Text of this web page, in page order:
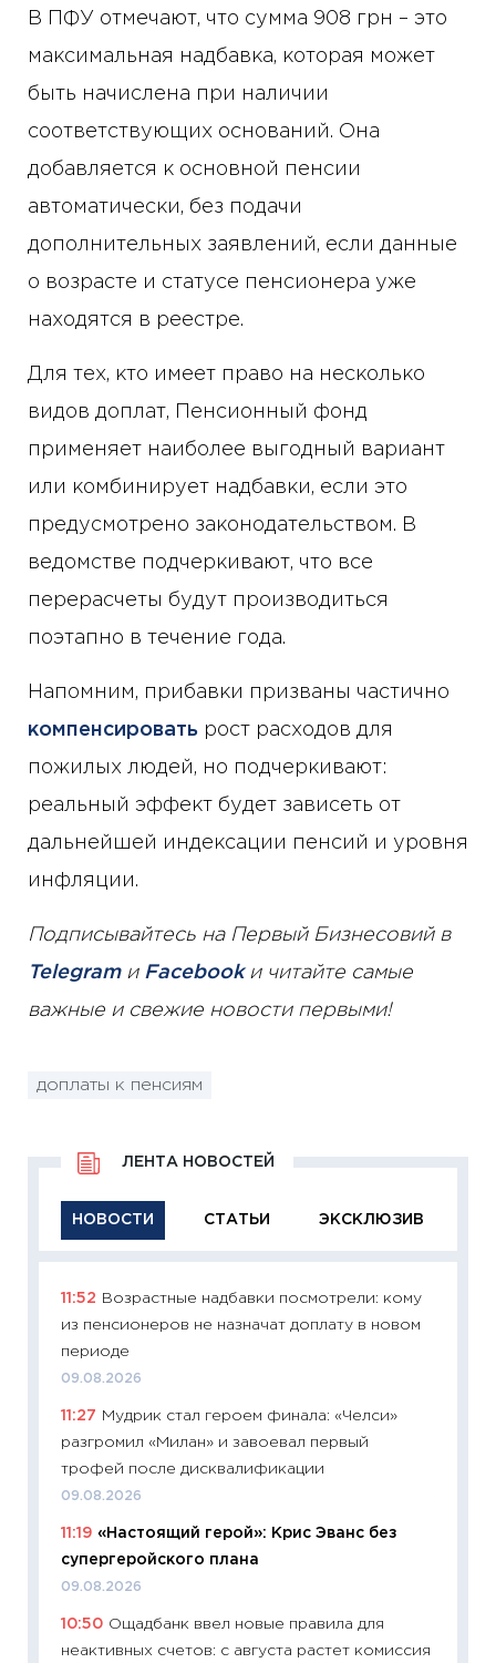
В ПФУ отмечают, что сумма 908 грн – это
максимальная надбавка, которая может
быть начислена при наличии
соответствующих оснований. Она
добавляется к основной пенсии
автоматически, без подачи
дополнительных заявлений, если данные
о возрасте и статусе пенсионера уже
находятся в реестре.
Для тех, кто имеет право на несколько
видов доплат, Пенсионный фонд
применяет наиболее выгодный вариант
или комбинирует надбавки, если это
предусмотрено законодательством. В
ведомстве подчеркивают, что все
перерасчеты будут производиться
поэтапно в течение года.
Напомним, прибавки призваны частично
компенсировать рост расходов для
пожилых людей, но подчеркивают:
реальный эффект будет зависеть от
дальнейшей индексации пенсий и уровня
инфляции.
Подписывайтесь на Первый Бизнесовий в
Telegramи Facebookи читайте самые
важные и свежие новости первыми!
доплаты к пенсиям
НОВОСТИ СТАТЬИ ЭКСКЛЮЗИВ
ЛЕНТА НОВОСТЕЙ
11:52
Возрастные надбавки посмотрели: кому
из пенсионеров не назначат доплату в новом
периоде
09.08.2026
11:27
Мудрик стал героем финала: «Челси»
разгромил «Милан» и завоевал первый
трофей после дисквалификации
09.08.2026
11:19 «Настоящий герой»: Крис Эванс без
супергеройского плана
09.08.2026
10:50 Ощадбанк ввел новые правила для
неактивных счетов: с августа растет комиссия